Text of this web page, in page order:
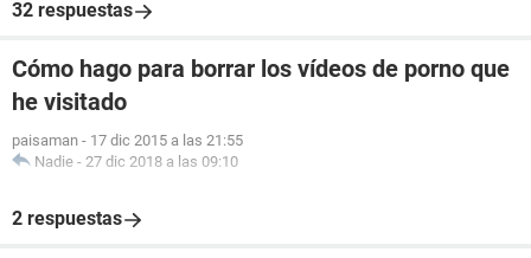
32 respuestas
Cómo hago para borrar los vídeos de porno que
he visitado
paisaman - 17 dic 2015 a las 21:55
Nadie - 27 dic 2018 a las 09:10
2 respuestas